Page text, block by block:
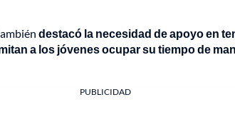
destacó la necesidad de apoyo en
a los jóvenes ocupar su tiempo de
PUBLICIDAD